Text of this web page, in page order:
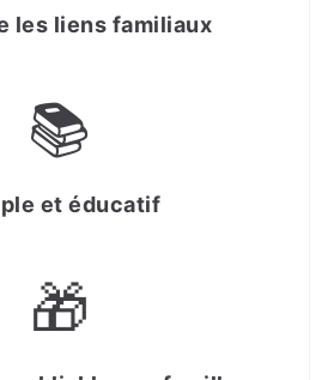
les liens familiaux
📚
et éducatif
🎁